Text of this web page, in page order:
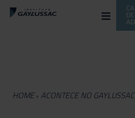
≡
DE
HOME » ACONTECE NO GAYLUSSAC